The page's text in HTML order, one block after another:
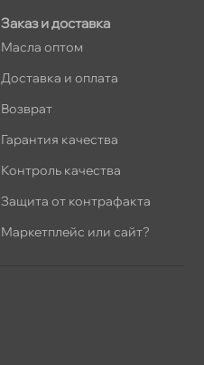
Заказ и доставка
Масла оптом
Доставка и оплата
озврат
Гарантия качества
Контроль качества
Защита от контрафакта
Маркетплейс или сайт?